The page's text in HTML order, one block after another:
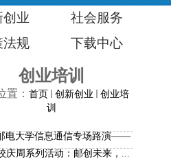
创业
社会服务
法规 下载中心
创业培训
置：首页 创新创业
创业培
训
电大学信息通信专场路演——
庆周系列活动：邮创未来，...